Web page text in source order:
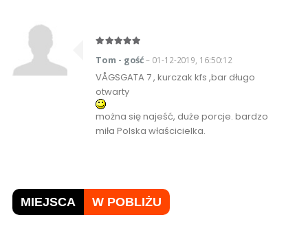
Tom - gość– 01-12-2019, 16:50:12
VÅGSGATA 7 , kurczak kfs ,bar długo
otwarty
można się najeść, duże porcje. bardzo
miła Polska właścicielka.
MIEJSCA W POBLIŻU